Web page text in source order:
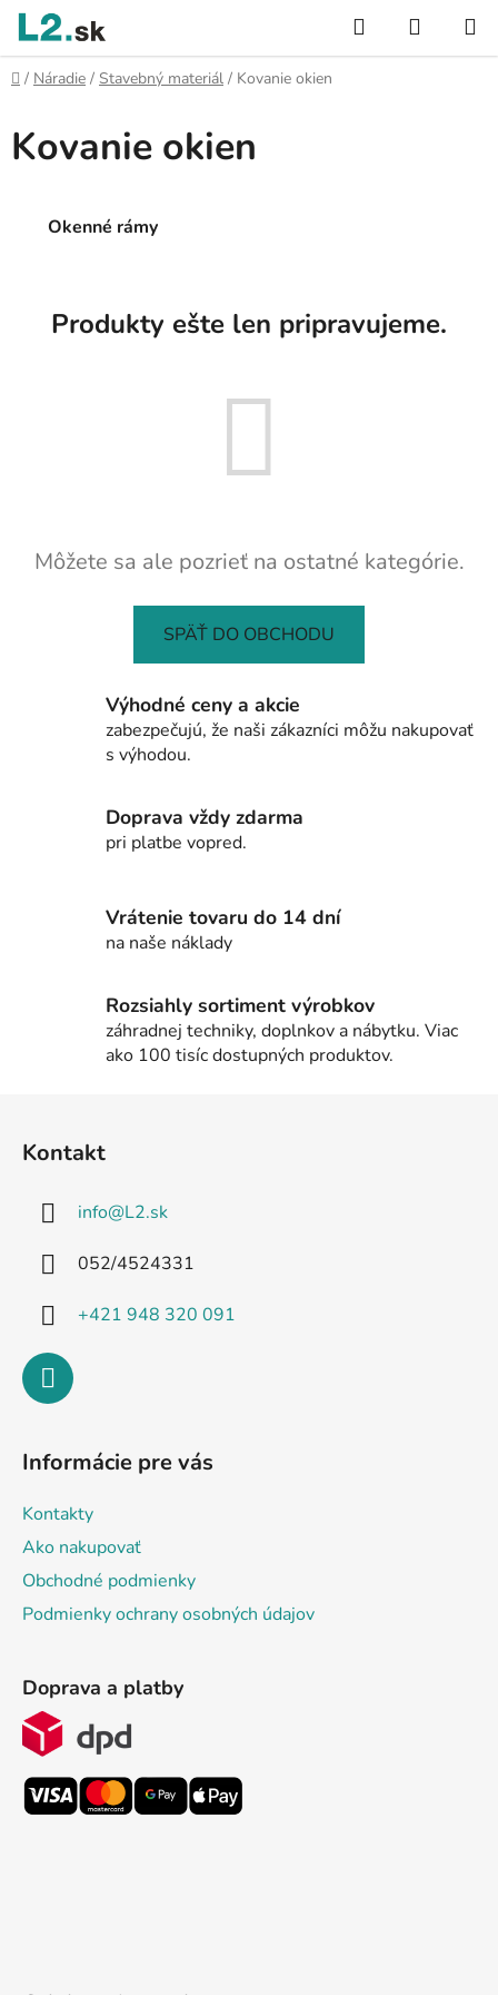
Prejsť
obsah
Hľadať
KOŠÍK
Domov
/ Náradie / Stavebný materiál / Kovanie okien
Kovanie okien
Okenné rámy
Produkty ešte len pripravujeme.
Môžete sa ale pozrieť na ostatné kategórie.
SPÄŤ DO OBCHODU
Výhodné ceny a akcie
zabezpečujú, že naši zákazníci môžu nakupovať
s výhodou.
Doprava vždy zdarma
pri platbe vopred.
Vrátenie tovaru do 14 dní
na naše náklady
Rozsiahly sortiment výrobkov
záhradnej techniky, doplnkov a nábytku. Viac
ako 100 tisíc dostupných produktov.
Kontakt
info@L2.sk
052/4524331
+421 948 320 091
Informácie pre vás
Kontakty
Ako nakupovať
Obchodné podmienky
Podmienky ochrany osobných údajov
Doprava a platby